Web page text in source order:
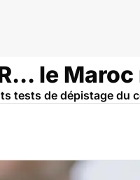
le
tests de dépistage du